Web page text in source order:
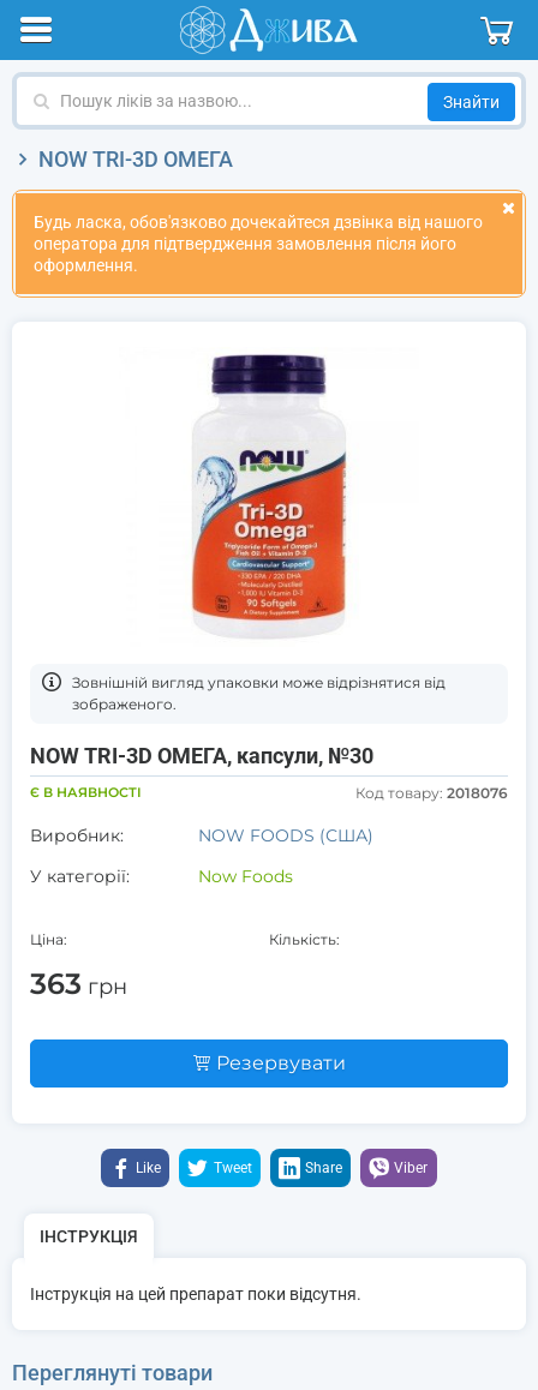
Пошук
назвою
NOW TRI-3D ОМЕГА
Будь ласка, обов'язково дочекайтеся дзвінка від нашого
оператора для підтвердження замовлення після його
оформлення.
Зовнішній вигляд упаковки може відрізнятися від
зображеного.
NOW TRI-3D ОМЕГА, капсули, №30
Є В НАЯВНОСТІ Код товару: 2018076
Виробник:
NOW FOODS (США)
У категорії:
Now Foods
Ціна:
363 грн
Кількість:
Резервувати
Like Tweet Share Viber
ІНСТРУКЦІЯ
Інструкція на цей препарат поки відсутня.
Переглянуті товари